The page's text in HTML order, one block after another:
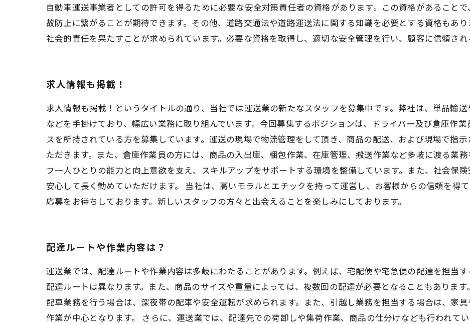
自動車運送事業者としての許可を得るために必要な安全対策責任者の資格があります。この資格があること
故防止に繋がることが期待できます。その他、道路交通法や道路運送法に関する知識を必要とする資格もあり
社会的責任を果たすことが求められています。必要な資格を取得し、適切な安全管理を行い、顧客に信頼され
求人情報も掲載！
求人情報も掲載！というタイトルの通り、当社では運送業の新たなスタッフを募集中です。弊社は、単品輸
などを手掛けており、幅広い業務に取り組んでいます。今回募集するポジションは、ドライバー及び倉庫作
スを所持されている方を募集しています。運送の現場で物流管理をして頂き、商品の配送、および現場で指
ただきます。また、倉庫作業員の方には、商品の入出庫、梱包作業、在庫管理、搬送作業など多岐に渡る業
フ一人ひとりの能力と向上意欲を支え、スキルアップをサポートする環境を整備しています。また、社会保
安心して長く勤めていただけます。 当社は、高いモラルとエチックを持って運営し、お客様からの信頼を得
応募をお待ちしております。新しいスタッフの方々と出会えることを楽しみにしております。
配達ルートや作業内容は？
運送業では、配達ルートや作業内容は多岐にわたることがあります。例えば、宅配便や宅急便の配達を担当
配達ルートは異なります。また、商品のサイズや重量によっては、複数回の配達が必要となることもありま
配車業務を行う場合は、深夜帯の配車や安全運転が求められます。また、引越し業務を担当する場合は、家
作業が中心となります。 さらに、運送業では、配達先での荷卸しや集荷作業、商品の仕分けなども行われて